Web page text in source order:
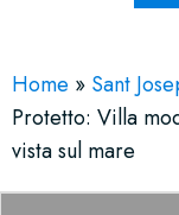
Home » Sant
Protetto: Villa
vista sul mare